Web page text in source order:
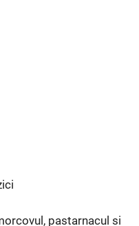
pastarnacul si